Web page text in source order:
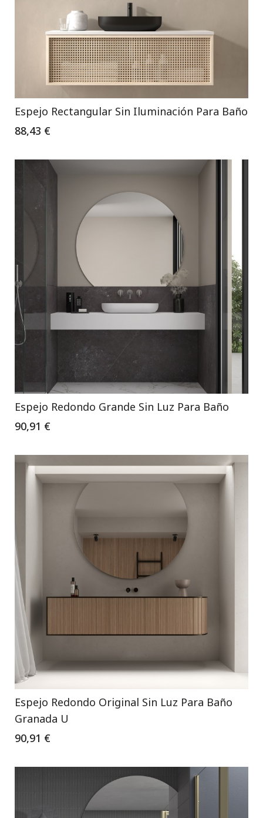
Espejo Rectangular Sin Iluminación Para Baño
88,43 €
Espejo Redondo Grande Sin Luz Para Baño
90,91 €
Espejo Redondo Original Sin Luz Para Baño
Granada U
90,91 €